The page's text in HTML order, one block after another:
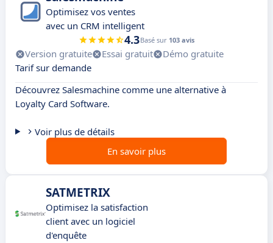
Optimisez vos ventes
avec un CRM intelligent
4.3Basé sur 103 avis
Version gratuite Essai gratuit
Démo gratuite
Tarif sur demande
Découvrez Salesmachine comme une alternative à
Loyalty Card Software.
Voir plus de détails
En savoir plus
SATMETRIX
Optimisez la satisfaction
client avec un logiciel
d'enquête